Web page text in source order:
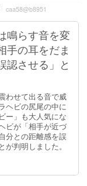
caa58@b8951
鳴らす音を変
手の耳をだま
認させる」と
わせて出る音で威
ヘビの尻尾の中に
ー」も大人気にな
ビが「相手が近づ
分との距離感を誤
判明しました。